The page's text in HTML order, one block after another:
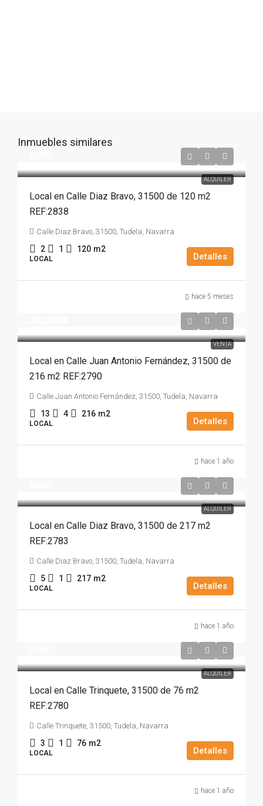
Inmuebles similares
ALQUILER
Local en Calle Diaz Bravo, 31500 de 120 m2
REF:2838
Calle Diaz Bravo, 31500, Tudela, Navarra
2 1 120 m2
LOCAL Detalles
hace 5 meses
VENTA
Local en Calle Juan Antonio Fernández, 31500 de
216 m2 REF:2790
Calle Juan Antonio Fernández, 31500, Tudela, Navarra
13 4 216 m2
LOCAL Detalles
hace 1 año
ALQUILER
Local en Calle Diaz Bravo, 31500 de 217 m2
REF:2783
Calle Diaz Bravo, 31500, Tudela, Navarra
5 1 217 m2
LOCAL Detalles
hace 1 año
ALQUILER
Local en Calle Trinquete, 31500 de 76 m2
REF:2780
Calle Trinquete, 31500, Tudela, Navarra
3 1 76 m2
LOCAL Detalles
hace 1 año